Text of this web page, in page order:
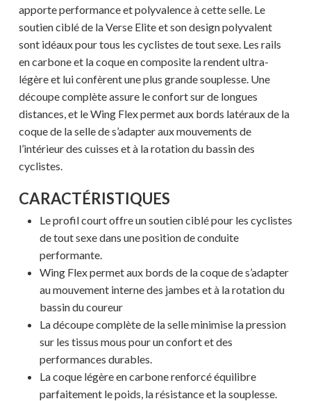
apporte performance et polyvalence à cette selle. Le
soutien ciblé de la Verse Elite et son design polyvalent
sont idéaux pour tous les cyclistes de tout sexe. Les rails
en carbone et la coque en composite la rendent ultra-
légère et lui confèrent une plus grande souplesse. Une
découpe complète assure le confort sur de longues
distances, et le Wing Flex permet aux bords latéraux de la
coque de la selle de s’adapter aux mouvements de
l’intérieur des cuisses et à la rotation du bassin des
cyclistes.
CARACTÉRISTIQUES
Le profil court offre un soutien ciblé pour les cyclistes
de tout sexe dans une position de conduite
performante.
Wing Flex permet aux bords de la coque de s’adapter
au mouvement interne des jambes et à la rotation du
bassin du coureur
La découpe complète de la selle minimise la pression
sur les tissus mous pour un confort et des
performances durables.
La coque légère en carbone renforcé équilibre
parfaitement le poids, la résistance et la souplesse.